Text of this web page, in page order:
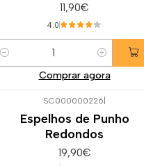
11,90€
4.0
Quantidade
Comprar agora
SC000000226
Espelhos de Punho
Redondos
19,90€